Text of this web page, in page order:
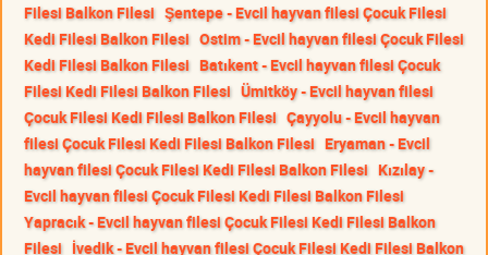
Filesi Balkon Filesi Şentepe - Evcil hayvan filesi Çocuk Filesi
Kedi Filesi Balkon Filesi Ostim - Evcil hayvan filesi Çocuk Filesi
Kedi Filesi Balkon Filesi Batıkent - Evcil hayvan filesi Çocuk
Filesi Kedi Filesi Balkon Filesi Ümitköy - Evcil hayvan filesi
Çocuk Filesi Kedi Filesi Balkon Filesi Çayyolu - Evcil hayvan
filesi Çocuk Filesi Kedi Filesi Balkon Filesi Eryaman - Evcil
hayvan filesi Çocuk Filesi Kedi Filesi Balkon Filesi Kızılay -
Evcil hayvan filesi Çocuk Filesi Kedi Filesi Balkon Filesi
Yapracık - Evcil hayvan filesi Çocuk Filesi Kedi Filesi Balkon
Filesi İvedik - Evcil hayvan filesi Çocuk Filesi Kedi Filesi Balkon